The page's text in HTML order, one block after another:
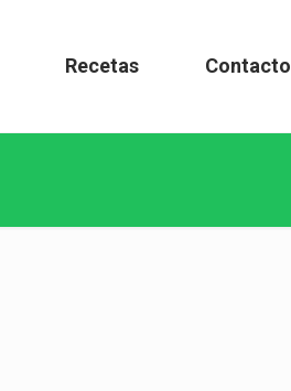
Recetas Contacto